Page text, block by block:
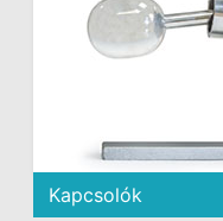
Kapcsolók